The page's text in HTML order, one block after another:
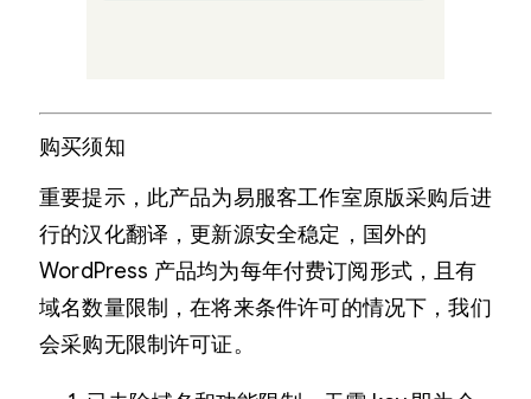
购买须知
重要提示，此产品为易服客工作室原版采购后进
行的汉化翻译，更新源安全稳定，国外的
WordPress 产品均为每年付费订阅形式，且有
域名数量限制，在将来条件许可的情况下，我们
会采购无限制许可证。